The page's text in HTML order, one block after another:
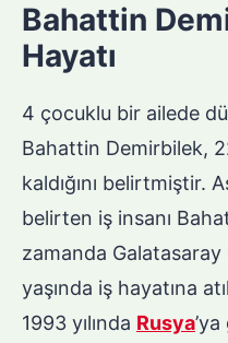
Bahattin
Hayatı
4 çocuklu bir ailede
Bahattin Demirbilek,
kaldığını belirtmiştir.
belirten iş insanı
zamanda
yaşında iş hayatına
1993 yılında Rusya